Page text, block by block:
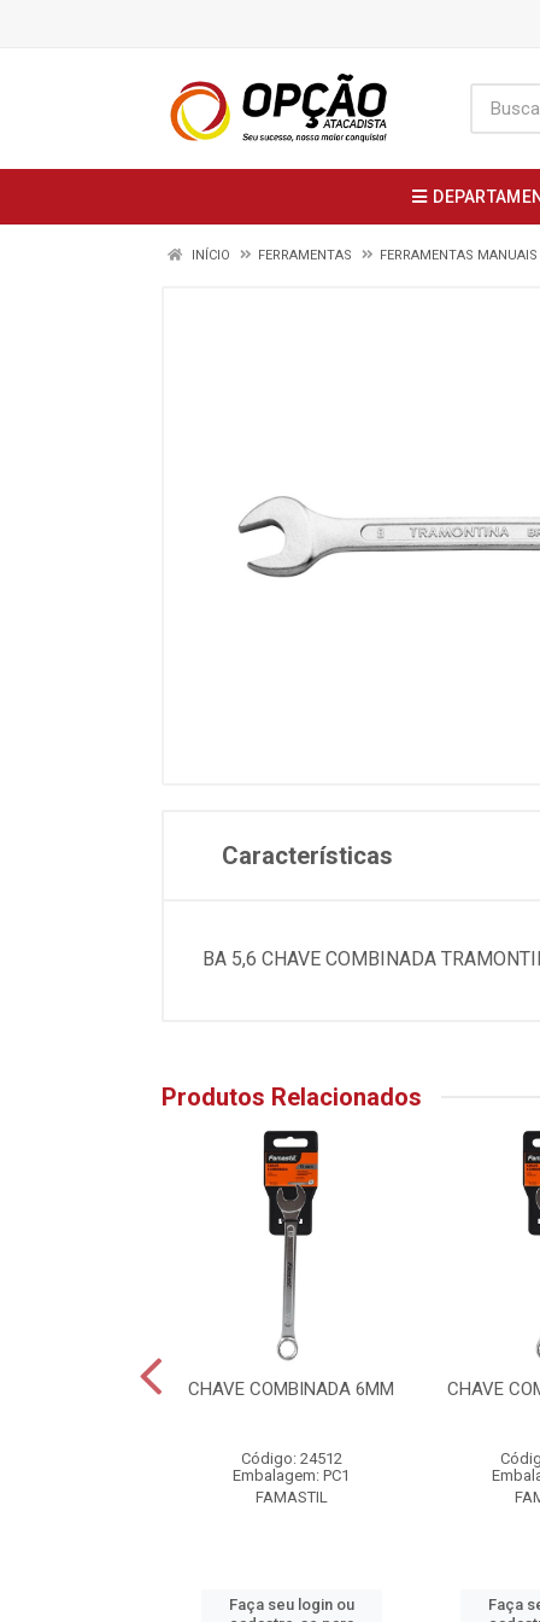
INÍCIO FERRAMENTAS FERRAMENTAS MANUAIS
Características
BA 5,6 CHAVE COMBINADA
Produtos Relacionados
CHAVE COMBINADA 6MM
Código: 24512
Embalagem: PC1
FAMASTIL
Faça seu login ou
CHAVE
Faça